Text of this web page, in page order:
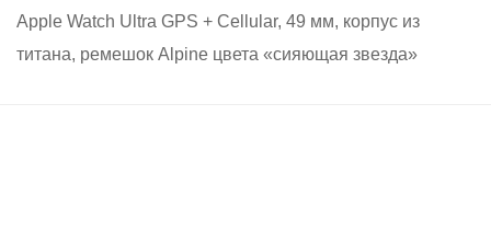
Apple Watch Ultra GPS + Cellular, 49 мм, корпус из
титана, ремешок Alpine цвета «сияющая звезда»